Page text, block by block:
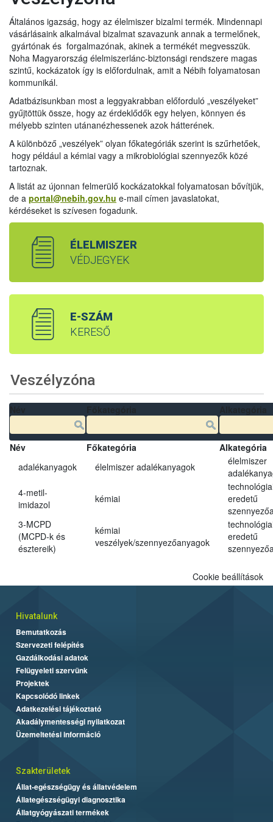
Általános igazság, hogy az élelmiszer bizalmi termék. Mindennapi
vásárlásaink alkalmával bizalmat szavazunk annak a termelőnek,
gyártónak és forgalmazónak, akinek a termékét megvesszük.
Noha Magyarország élelmiszerlánc-biztonsági rendszere magas
szintű, kockázatok így is előfordulnak, amit a Nébih folyamatosan
kommunikál.
Adatbázisunkban most a leggyakrabban előforduló „veszélyeket”
gyűjtöttük össze, hogy az érdeklődők egy helyen, könnyen és
mélyebb szinten utánanézhessenek azok hátterének.
A különböző „veszélyek” olyan főkategóriák szerint is szűrhetőek,
hogy például a kémiai vagy a mikrobiológiai szennyezők közé
tartoznak.
A listát az újonnan felmerülő kockázatokkal folyamatosan bővítjük,
de a portal@nebih.gov.hu e-mail címen javaslatokat,
kérdéseket is szívesen fogadunk.
ÉLELMISZER
VÉDJEGYEK
E-SZÁM
KERESŐ
Veszélyzóna
Név Főkategória
Alkategória
adalékanyagok
élelmiszer adalékanyagok
élelmiszer
4-metil-
imidazol
kémiai
eredetű
3-MCPD
(MCPD-k és
észtereik)
kémiai
veszélyek/szennyezőanyagok
eredetű
Cookie beállítások
Hivatalunk
Bemutatkozás
Szervezeti felépítés
Gazdálkodási adatok
Felügyeleti szervünk
Projektek
Kapcsolódó linkek
Adatkezelési tájékoztató
Akadálymentességi nyilatkozat
Üzemeltetési információ
Szakterületek
Állat-egészségügy és állatvédelem
Állategészségügyi diagnosztika
Állatgyógyászati termékek